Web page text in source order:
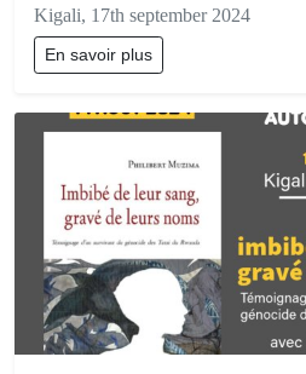
Kigali, 17th september 2024
En savoir plus